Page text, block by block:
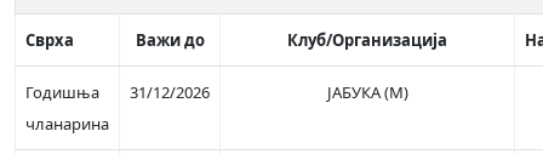
Сврха Важи до Клуб/Организација
Годишња
чланарина
31/12/2026 ЈАБУКА (М)